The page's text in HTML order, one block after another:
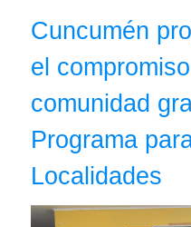
Cuncumén
el
comunidad
Programa
Localidades